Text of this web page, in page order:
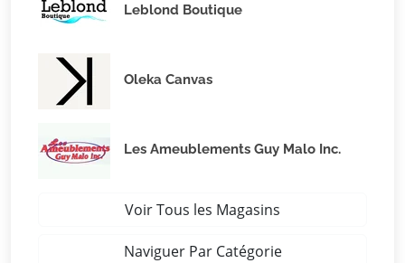
Leblond Boutique
Oleka Canvas
Les Ameublements Guy Malo Inc.
Voir Tous les Magasins
Naviguer Par Catégorie